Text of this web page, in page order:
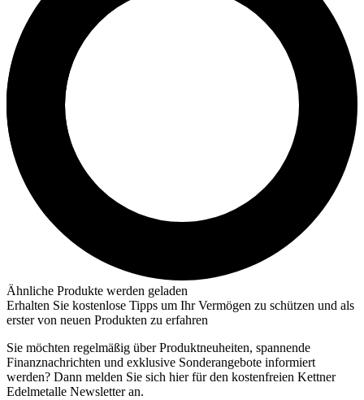
Ähnliche Produkte werden geladen
Erhalten Sie kostenlose Tipps um Ihr Vermögen zu schützen und als
erster von neuen Produkten zu erfahren
Sie möchten regelmäßig über Produktneuheiten, spannende
Finanznachrichten und exklusive Sonderangebote informiert
werden? Dann melden Sie sich hier für den kostenfreien Kettner
Edelmetalle Newsletter an.